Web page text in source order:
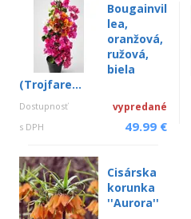
Bougainvil
lea,
oranžová,
ružová,
biela
(Trojfare...
Dostupnosť vypredané
s DPH 49.99 €
Cisárska
korunka
''Aurora''